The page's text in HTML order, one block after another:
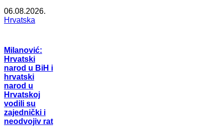
06.08.2026.
Hrvatska
Milanović:
Hrvatski
narod u BiH i
hrvatski
narod u
Hrvatskoj
vodili su
zajednički i
neodvojiv rat